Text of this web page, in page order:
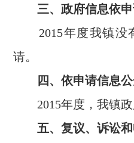
三、政府信息依
2015年度我镇没
请。
四、依申请信息
2015年度，我镇政
五、复议、诉讼